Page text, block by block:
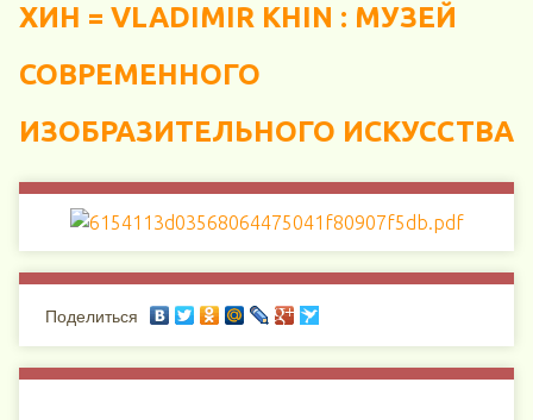
ХИН = VLADIMIR KHIN : МУЗЕЙ
СОВРЕМЕННОГО
ИЗОБРАЗИТЕЛЬНОГО ИСКУССТВА
Поделиться